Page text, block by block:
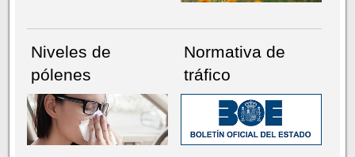
Niveles de
pólenes
Normativa de
tráfico